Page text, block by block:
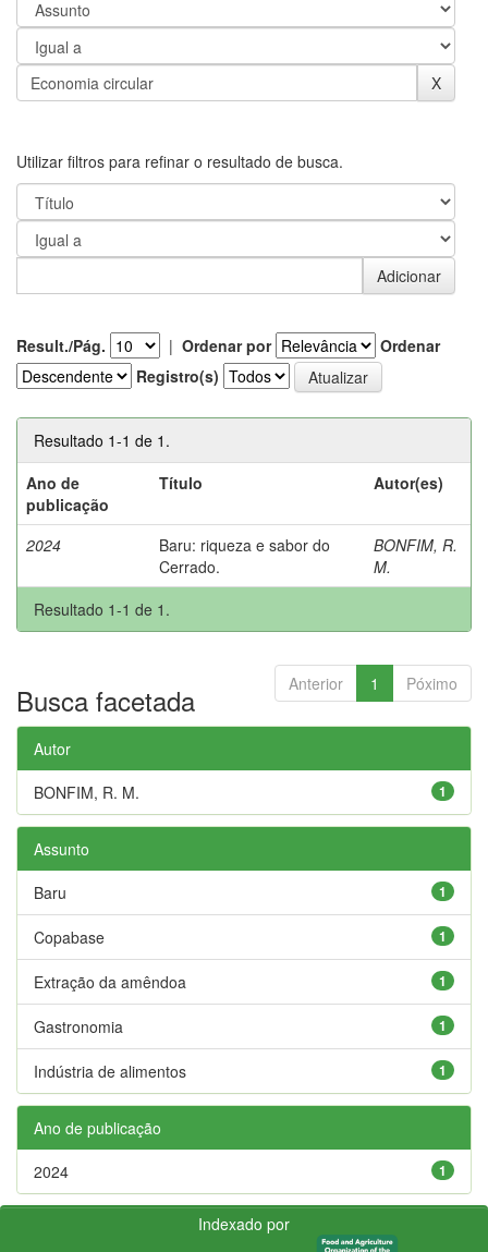
Utilizar filtros para refinar o resultado de busca.
Result./Pág. | Ordenar por
Ordenar
Registro(s)
Resultado 1-1 de 1.
Ano de
publicação
Título Autor(es)
2024
Baru: riqueza e sabor do
Cerrado.
BONFIM, R.
M.
Resultado 1-1 de 1.
Anterior 1 Póximo
Busca facetada
Autor
1
BONFIM, R. M.
Assunto
1
Baru
1
Copabase
1
Extração da amêndoa
1
Gastronomia
1
Indústria de alimentos
Ano de publicação
1
2024
Indexado por